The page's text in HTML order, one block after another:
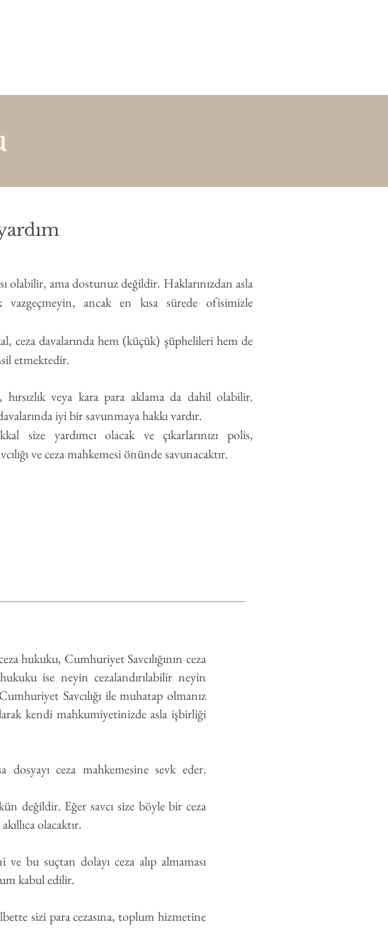
olabilir, ama dostunuz değildir. Haklarınızdan asla
vazgeçmeyin, ancak en kısa sürede ofisimizle
ceza davalarında hem (küçük) şüphelileri hem de
etmektedir.
hırsızlık veya kara para aklama da dahil olabilir.
iyi bir savunmaya hakkı vardır.
size yardımcı olacak ve çıkarlarınızı polis,
ve ceza mahkemesi önünde savunacaktır.
hukuku, Cumhuriyet Savcılığının ceza
ise neyin cezalandırılabilir neyin
Savcılığı ile muhatap olmanız
kendi mahkumiyetinizde asla işbirliği
dosyayı ceza mahkemesine sevk eder.
değildir. Eğer savcı size böyle bir ceza
olacaktır.
bu suçtan dolayı ceza alıp almaması
kabul edilir.
sizi para cezasına, toplum hizmetine